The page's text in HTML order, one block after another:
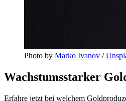
Photo by Marko Ivanov /
Wachstumsstarker
Erfahre jetzt bei welchem